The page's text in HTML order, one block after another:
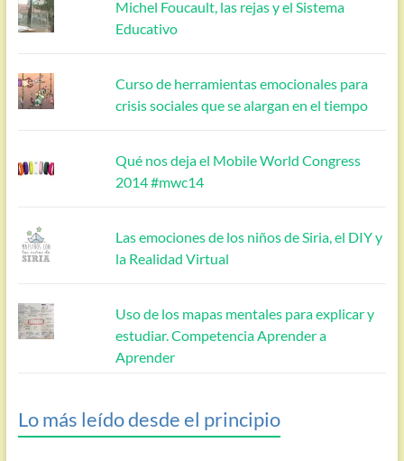
Michel Foucault, las rejas y el Sistema
Educativo
Curso de herramientas emocionales para
crisis sociales que se alargan en el tiempo
Qué nos deja el Mobile World Congress
2014 #mwc14
Las emociones de los niños de Siria, el DIY y
la Realidad Virtual
Uso de los mapas mentales para explicar y
estudiar. Competencia Aprender a
Aprender
Lo más leído desde el principio